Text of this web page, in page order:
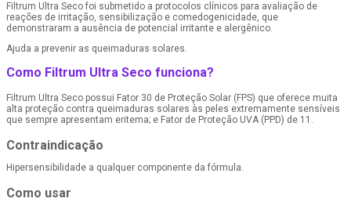
Filtrum Ultra Seco foi submetido a protocolos clínicos para avaliação de
reações de irritação, sensibilização e comedogenicidade, que
demonstraram a ausência de potencial irritante e alergênico.
Ajuda a prevenir as queimaduras solares.
Como Filtrum Ultra Seco funciona?
Filtrum Ultra Seco possui Fator 30 de Proteção Solar (FPS) que oferece muita
alta proteção contra queimaduras solares às peles extremamente sensíveis
que sempre apresentam eritema; e Fator de Proteção UVA (PPD) de 11.
Contraindicação
Hipersensibilidade a qualquer componente da fórmula.
Como usar